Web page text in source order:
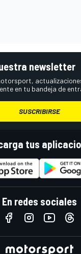
newsletter
en tu bandeja de
SUSCRIBIRSE
tus
En redes sociales